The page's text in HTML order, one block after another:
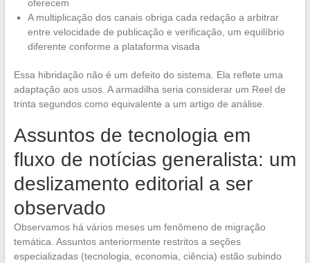
oferecem
A multiplicação dos canais obriga cada redação a arbitrar
entre velocidade de publicação e verificação, um equilíbrio
diferente conforme a plataforma visada
Essa hibridação não é um defeito do sistema. Ela reflete uma
adaptação aos usos. A armadilha seria considerar um Reel de
trinta segundos como equivalente a um artigo de análise.
Assuntos de tecnologia em
fluxo de notícias generalista: um
deslizamento editorial a ser
observado
Observamos há vários meses um fenômeno de migração
temática. Assuntos anteriormente restritos a seções
especializadas (tecnologia, economia, ciência) estão subindo